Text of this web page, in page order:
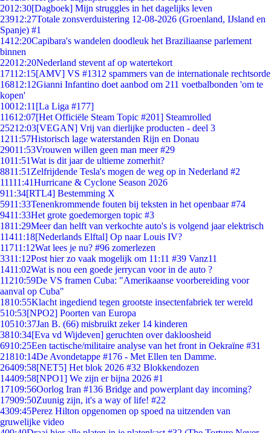
2012:30[Dagboek] Mijn struggles in het dagelijks leven
23912:27Totale zonsverduistering 12-08-2026 (Groenland, IJsland en
Spanje) #1
1412:20Capibara's wandelen doodleuk het Braziliaanse parlement
binnen
22012:20Nederland stevent af op watertekort
17112:15[AMV] VS #1312 spammers van de internationale rechtsorde
16812:12Gianni Infantino doet aanbod om 211 voetbalbonden 'om te
kopen'
10012:11 [La Liga #177]
11612:07[Het Officiële Steam Topic #201] Steamrolled
25212:03[VEGAN] Vrij van dierlijke producten - deel 3
1211:57Historisch lage waterstanden Rijn en Donau
29011:53Vrouwen willen geen man meer #29
1011:51Wat is dit jaar de ultieme zomerhit?
8811:51 Zelfrijdende Tesla's mogen de weg op in Nederland #2
11111:41Hurricane & Cyclone Season 2026
911:34[RTL4] Bestemming X
5911:33Tenenkrommende fouten bij teksten in het openbaar #74
9411:33Het grote goedemorgen topic #3
1811:29Meer dan helft van verkochte auto's is volgend jaar elektrisch
11411:18[Nederlands Elftal] Op naar Louis IV?
11711:12Wat lees je nu? #96 zomerlezen
3311:12Post hier zo vaak mogelijk om 11:11 #39 Vanz11
1411:02Wat is nou een goede jerrycan voor in de auto ?
11210:59De VS framen Cuba: "Amerikaanse voorbereiding voor
aanval op Cuba"
1810:55Klacht ingediend tegen grootste insectenfabriek ter wereld
510:53[NPO2] Poorten van Europa
10510:37Jan B. (66) misbruikt zeker 14 kinderen
3810:34[Eva vd Wijdeven] geruchten over dakloosheid
6910:25Een tactische/militaire analyse van het front in Oekraïne #31
21810:14De Avondetappe #176 - Met Ellen ten Damme.
26409:58[NET5] Het blok 2026 #32 Blokkendozen
14409:58[NPO1] We zijn er bijna 2026 #1
17109:56Oorlog Iran #136 Bridge and powerplant day incoming?
17909:50Zuunig zijn, it's a way of life! #22
4309:45Perez Hilton opgenomen op spoed na uitzenden van
gruwelijke video